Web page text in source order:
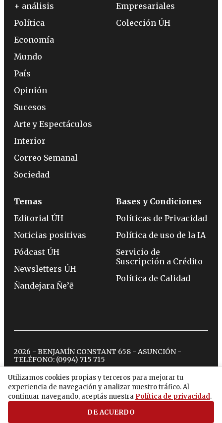
Utilizamos cookies propias y terceros para mejorar tu
experiencia de navegación y analizar nuestro tráfico. Al
continuar navegando, aceptás nuestra Política de privacidad.
DE ACUERDO
+ análisis
Política
Economía
Mundo
País
Opinión
Sucesos
Arte y Espectáculos
Interior
Correo Semanal
Sociedad
Empresariales
Colección ÚH
Temas
Editorial ÚH
Noticias positivas
Pódcast ÚH
Newsletters ÚH
Ñandejara Ñe’ẽ
Bases y Condiciones
Políticas de Privacidad
Política de uso de la IA
Servicio de
Suscripción a Crédito
Política de Calidad
2026 - BENJAMÍN CONSTANT 658 - ASUNCIÓN -
TELÉFONO: (0994) 715 715
twitterinstagram
facebook
tiktokyoutubespotify